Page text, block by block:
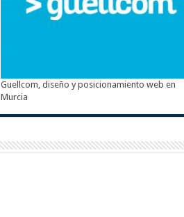
Guellcom, diseño y posicionamiento web en
Murcia